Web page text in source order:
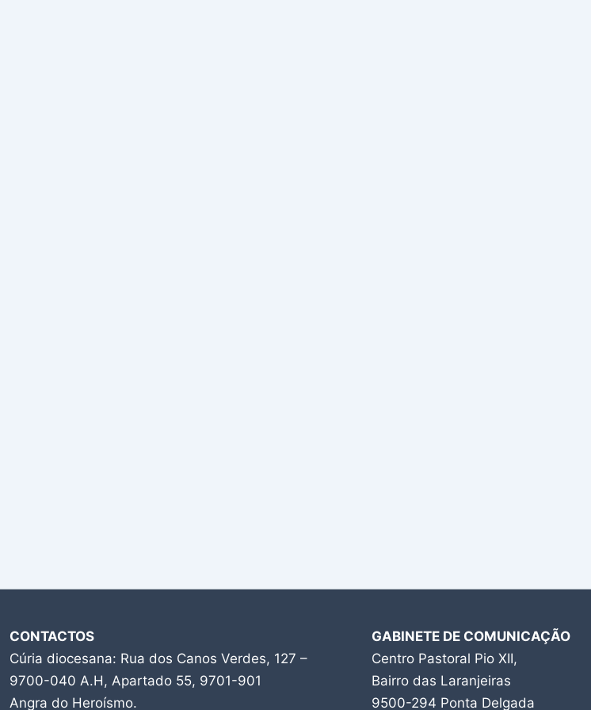
CONTACTOS
Cúria diocesana: Rua dos Canos Verdes, 127 –
9700-040 A.H, Apartado 55, 9701-901
Angra do Heroísmo.
GABINETE DE COMUNICAÇÃO
Centro Pastoral Pio XII,
Bairro das Laranjeiras
9500-294 Ponta Delgada